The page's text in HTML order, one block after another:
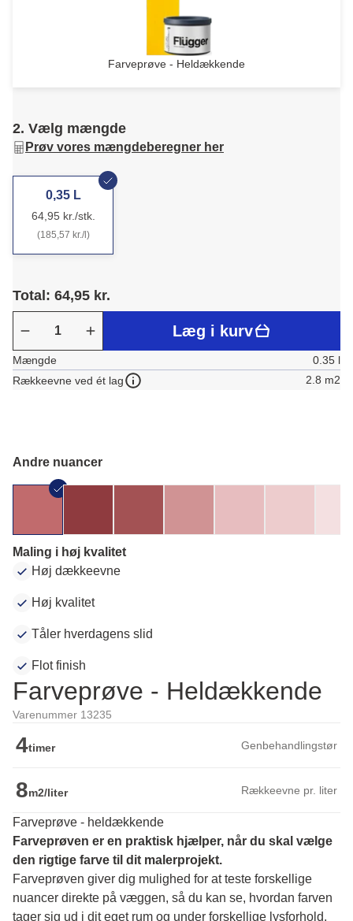
Farveprøve - Heldækkende
2. Vælg mængde
Prøv vores mængdeberegner her
0,35 L
64,95 kr./stk.
(185,57 kr./l)
Total: 64,95 kr.
Læg i kurv
Mængde
0.35 l
Rækkeevne ved ét lag
2.8 m2
Andre nuancer
Maling i høj kvalitet
Høj dækkeevne
Høj kvalitet
Tåler hverdagens slid
Flot finish
Farveprøve - Heldækkende
Varenummer 13235
4timer Genbehandlingstør
8m2/liter Rækkeevne pr. liter
Farveprøve - heldækkende
Farveprøven er en praktisk hjælper, når du skal vælge
den rigtige farve til dit malerprojekt.
Farveprøven giver dig mulighed for at teste forskellige
nuancer direkte på væggen, så du kan se, hvordan farven
tager sig ud i dit eget rum og under forskellige lysforhold.